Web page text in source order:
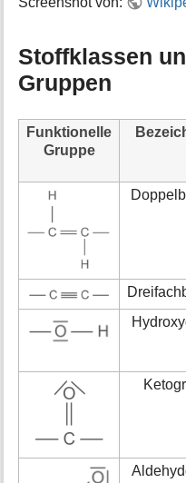
Stoffklassen
Gruppen
Funktionelle
Gruppe